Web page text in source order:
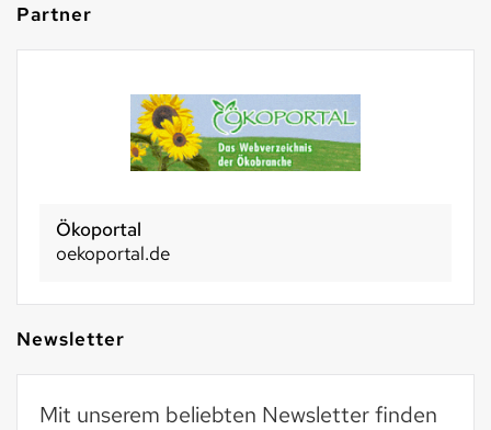
Partner
Ökoportal
oekoportal.de
Newsletter
Mit unserem beliebten Newsletter finden